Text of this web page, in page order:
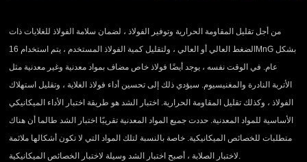
من أجل تقليل المقاومة الحرارية وتوفير الفولاذ ، لضمان سلامة الفولاذ للغلايات ذات
الضغط العالي أو العالي ، ولتقليل كمية الفولاذ المستخدم ، يتم استخدام 16MnG بشكل
عام. في الوقت نفسه ، يوجد أيضًا فولاذ خاص مضاف بمواد معدنية وغير معدنية مثل
الأتربة النادرة والمغنيسيوم. سيؤدي ذلك إلى تحسين أداء فولاذ الغلاية ، وتقليل استهلاك
الفولاذ ، وكذلك تقليل المقاومة الحرارية. اختبار الشد هو طريقة اختبار الأداء الميكانيكي
الأساسية للمواد المعدنية. حددت جميع المواد المعدنية تقريبًا اختبار الشد طالما أن هناك
متطلبات للخصائص الميكانيكية. خاصة بالنسبة لتلك المواد التي لا تكون أشكالها ملائمة
لاختبار الصلابة ، أصبح اختبار الشد وسيلة لاختبار الخصائص الميكانيكية.